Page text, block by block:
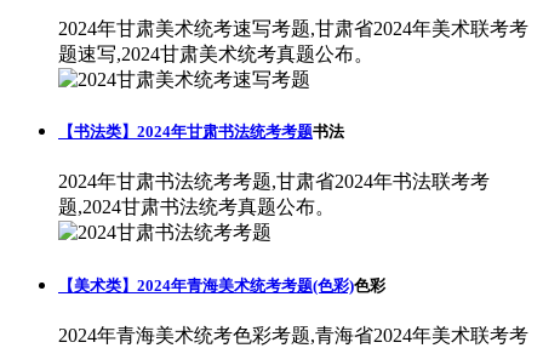
2024年甘肃美术统考速写考题,甘肃省2024年美术联考考
题速写,2024甘肃美术统考真题公布。
【书法类】2024年甘肃书法统考考题书法
2024年甘肃书法统考考题,甘肃省2024年书法联考考
题,2024甘肃书法统考真题公布。
【美术类】2024年青海美术统考考题(色彩)色彩
2024年青海美术统考色彩考题,青海省2024年美术联考考